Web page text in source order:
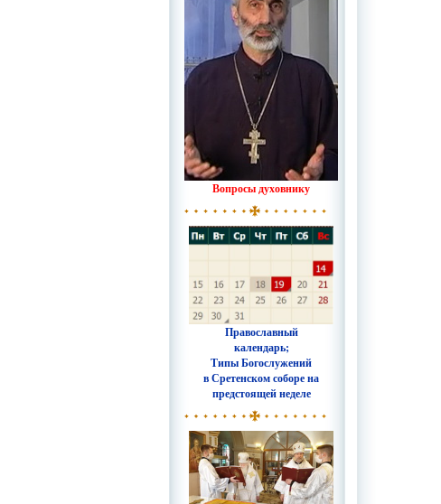
Вопросы духовнику
Православный
календарь;
Типы Богослужений
в Сретенском соборе на
предстоящей неделе